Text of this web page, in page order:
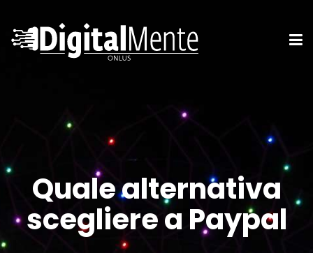
Quale alternativa
scegliere a Paypal